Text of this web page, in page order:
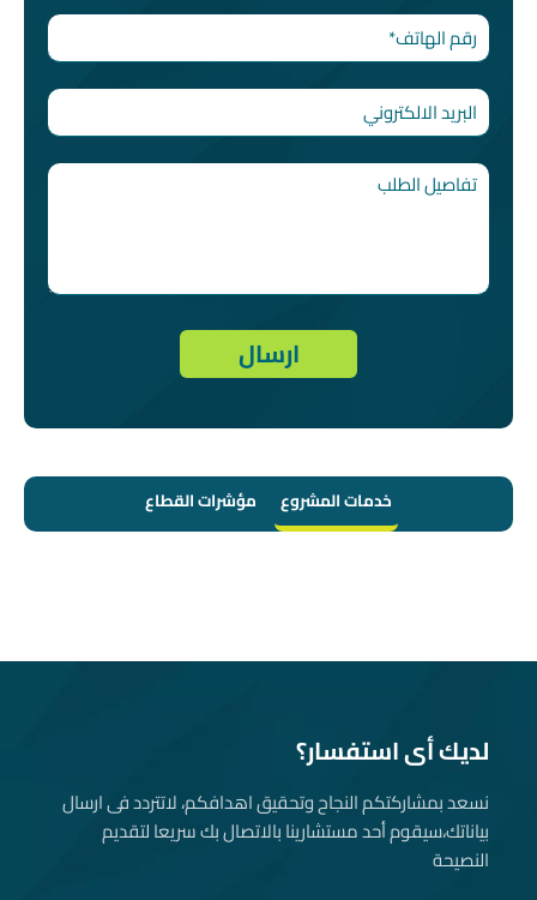
خدمات المشروع مؤشرات القطاع
لديك أى استفسار؟
نسعد بمشاركتكم النجاح وتحقيق اهدافكم، لاتتردد فى ارسال
بياناتك، سيقوم أحد مستشارينا بالاتصال بك سريعا لتقديم
النصيحة